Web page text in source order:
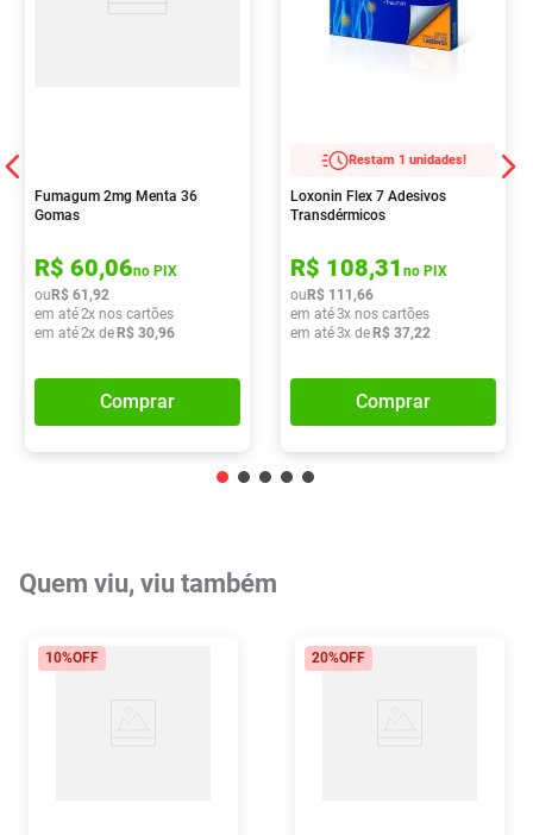
Fumagum 2mg Menta 36
Gomas
R$ 60,06no PIX
ou R$ 61 ,92
em até2x nos cartões
em até2x de R$ 30,96
Comprar
Restam 1 unidades!
Loxonin Flex 7 Adesivos
Transdérmicos
R$ 108,31 no PIX
ou R$ 111 ,66
em até3x nos cartões
em até3x de R$ 37,22
Comprar
Quem viu, viu também
10%OFF 20%OFF